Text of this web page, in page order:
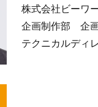
株式会社ビーワ
企画制作部 企
テクニカルディ